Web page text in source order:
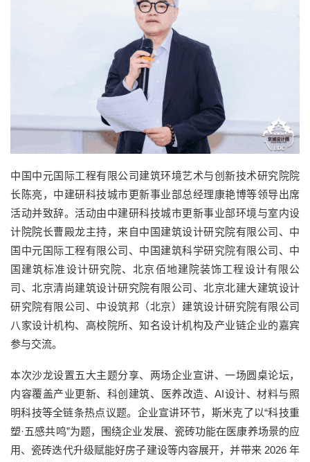
中国中元国际工程有限公司建筑环境艺术与创新技术研究院院
长陈亮，中建研科技城市更新事业部总经理康艳博等领导出席
活动并致辞。活动由中建研科技城市更新事业部环境与室内设
计院院长曹殿龙主持，来自中国建筑设计研究院有限公司、中
国中元国际工程有限公司、中国建筑科学研究院有限公司、中
国建筑标准设计研究院、北京佰地建院装饰工程设计有限公
司、北京清尚建筑设计研究院有限公司、北京北建大建筑设计
研究院有限公司、中设筑邦（北京）建筑设计研究院有限公司
八家设计机构、高校院所、知名设计机构及产业链企业的嘉宾
参与交流。
本次沙龙设置五大主题分享、两场企业宣讲、一场圆桌论坛，
内容覆盖产业更新、科创建筑、医养改造、AI设计、材料与照
明科技等全链条热点议题。企业宣讲环节，斯米克了以“科技重
塑·五感共鸣”为题，围绕企业发展、瓷砖功能在医康养场景的应
用、瓷砖迭代升级赋能好房子建设等内容展开，并带来 2026 年